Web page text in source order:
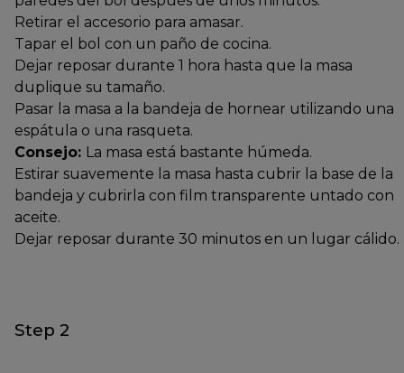
Retirar el accesorio para amasar.
Tapar el bol con un paño de cocina.
Dejar reposar durante 1 hora hasta que la masa
duplique su tamaño.
Pasar la masa a la bandeja de hornear utilizando una
espátula o una rasqueta.
Consejo: La masa está bastante húmeda.
Estirar suavemente la masa hasta cubrir la base de la
bandeja y cubrirla con film transparente untado con
aceite.
Dejar reposar durante 30 minutos en un lugar cálido.
Step 2